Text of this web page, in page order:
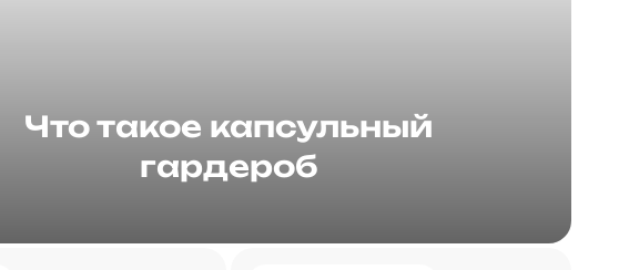
Что такое капсульный
гардероб